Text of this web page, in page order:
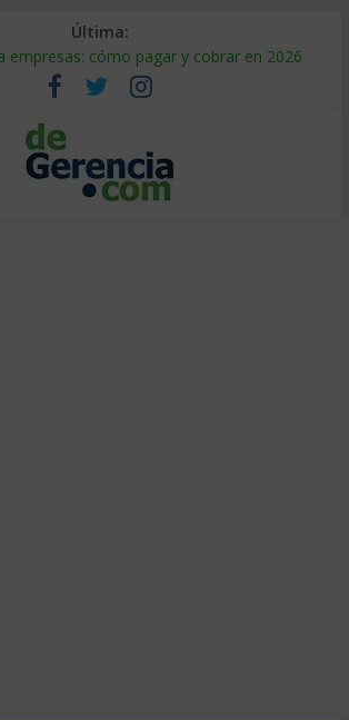
Última:
empresas: cómo pagar y cobrar en 2026
qué es y por qué sale tan caro
personal: cómo auditarla a tiempo
en la cadena de suministro: qué hacer
de EE. UU.: cómo segmentarlo y venderle